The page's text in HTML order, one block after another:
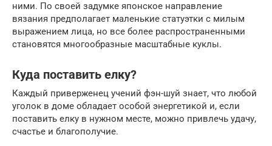
ними. По своей задумке японское направление
вязания предполагает маленькие статуэтки с милым
выражением лица, но все более распространенными
становятся многообразные масштабные куклы.
Куда поставить елку?
Каждый приверженец учений фэн-шуй знает, что любой
уголок в доме обладает особой энергетикой и, если
поставить елку в нужном месте, можно привлечь удачу,
счастье и благополучие.